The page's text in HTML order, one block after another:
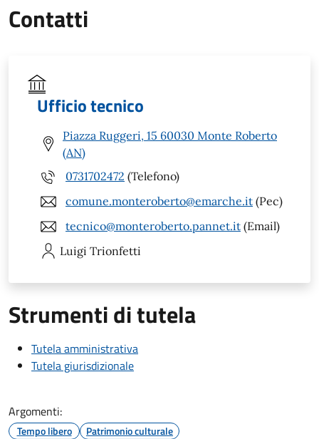
Contatti
Ufficio tecnico
Piazza Ruggeri, 15 60030 Monte Roberto
(AN)
0731702472 (Telefono)
comune.monteroberto@emarche.it (Pec)
tecnico@monteroberto.pannet.it (Email)
Luigi Trionfetti
Strumenti di tutela
Tutela amministrativa
Tutela giurisdizionale
Argomenti:
Tempo libero Patrimonio culturale